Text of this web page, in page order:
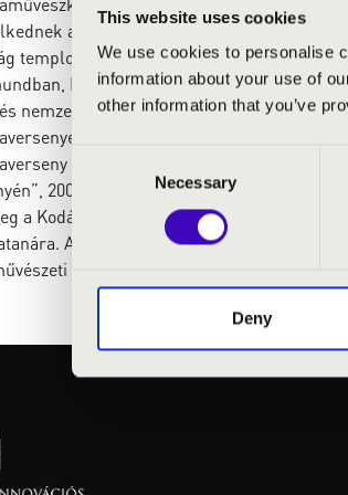
This website uses cookies
We use cookies to personalise
information about your use of
other information that you’ve
Selection
Necessary
Deny
a budapesti Zeneakadémián, a
templomában, a Debreceni Református
Paderbornban és Trierben
nemzetközi orgonaversenyeken is
elnyerte kategóriájának I.
döntőjébe került, 2006-ban I. díjat
2008-ban pedig Trierben a Hermann
a Kodály Zoltán Zeneművészeti
A Debreceni Református Kollégium
Egyetem Doktori Iskolájának